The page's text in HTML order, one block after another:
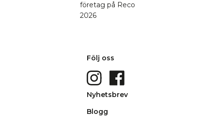
Följ oss
Nyhetsbrev
Blogg